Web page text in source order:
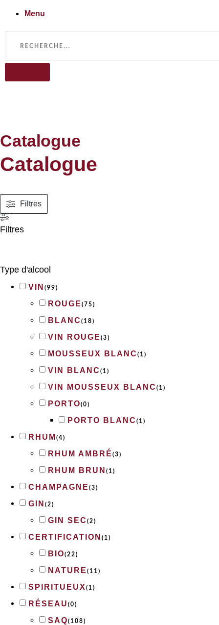
Menu
Catalogue
Catalogue
Filtres
Filtres
Type d'alcool
VIN (99)
ROUGE ( 75)
BLANC ( 18)
VIN ROUGE (3)
MOUSSEUX BLANC ( 1 )
VIN BLANC ( 1 )
VIN MOUSSEUX BLANC ( 1 )
PORTO(0)
PORTO BLANC ( 1 )
RHUM (4)
RHUM AMBRÉ (3)
RHUM BRUN ( 1 )
CHAMPAGNE (3)
GIN (2)
GIN SEC (2)
CERTIFICATION ( 1 )
BIO(22)
NATURE ( 11 )
SPIRITUEUX ( 1 )
RÉSEAU (0)
SAQ( 108)